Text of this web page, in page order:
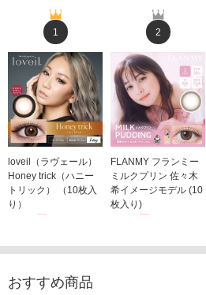
1
loveil（ラヴェール）
Honey trick（ハニー
トリック） （10枚入
り）
2
FLANMY フランミー
ミルクプリン 佐々木
希イメージモデル (10
枚入り)
おすすめ商品